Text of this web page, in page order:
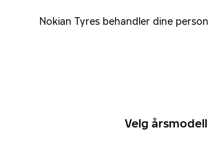
Nokian Tyres behandler dine
Velg